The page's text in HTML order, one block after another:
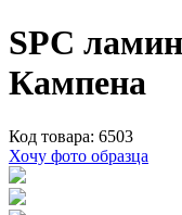
SPC
Кампена
Код товара: 6503
Хочу фото образца